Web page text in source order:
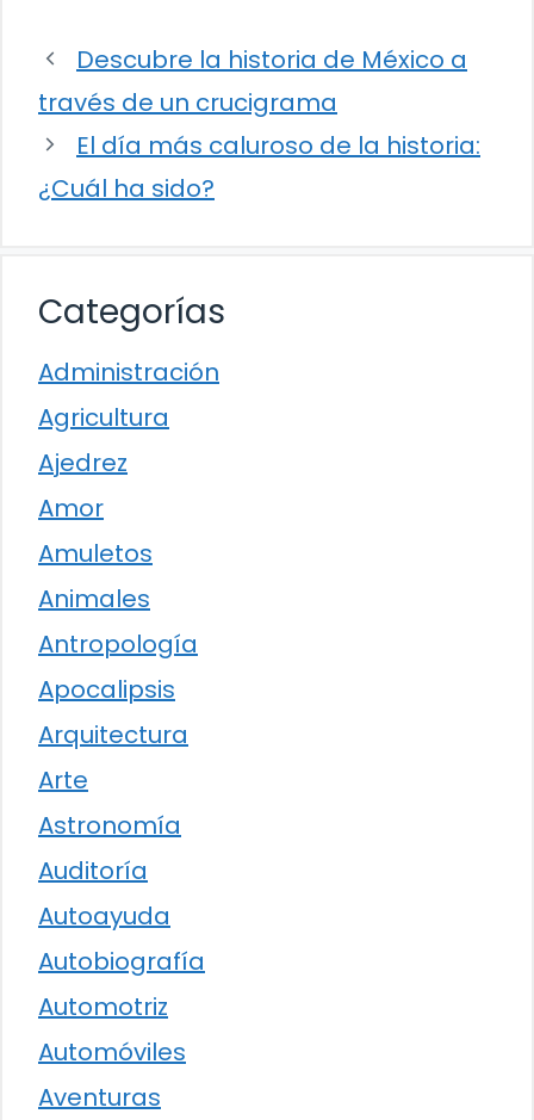
Descubre la historia de México a
través de un crucigrama
El día más caluroso de la historia:
¿Cuál ha sido?
Categorías
Administración
Agricultura
Ajedrez
Amor
Amuletos
Animales
Antropología
Apocalipsis
Arquitectura
Arte
Astronomía
Auditoría
Autoayuda
Autobiografía
Automotriz
Automóviles
Aventuras